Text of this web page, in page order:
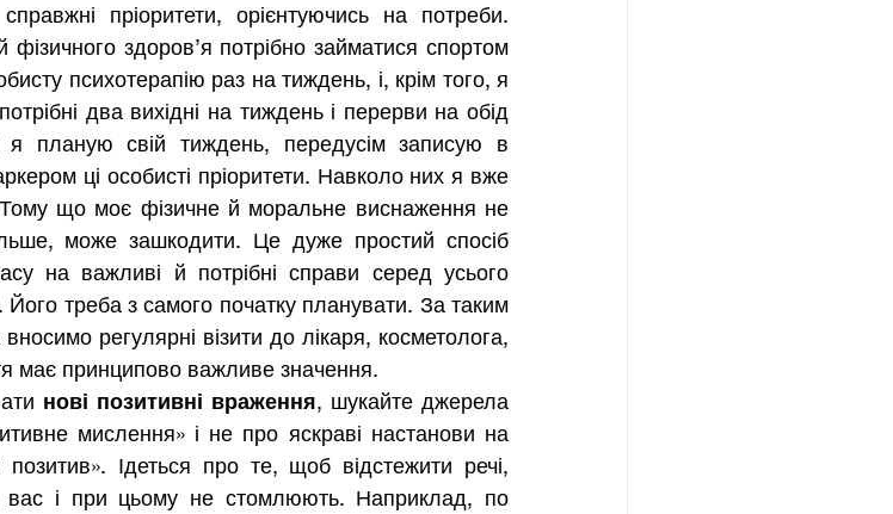
пріоритети, орієнтуючись на потреби.
здоров’я потрібно займатися спортом
психотерапію раз на тиждень, і, крім того, я
два вихідні на тиждень і перерви на обід
планую свій тиждень, передусім записую в
ці особисті пріоритети. Навколо них я вже
Тому що моє фізичне й моральне виснаження не
може зашкодити. Це дуже простий спосіб
на важливі й потрібні справи серед усього
Його треба з самого початку планувати. За таким
регулярні візити до лікаря, косметолога,
має принципово важливе значення.
нові позитивні враження, шукайте джерела
мислення» і не про яскраві настанови на
Ідеться про те, щоб відстежити речі,
вас і при цьому не стомлюють. Наприклад, по